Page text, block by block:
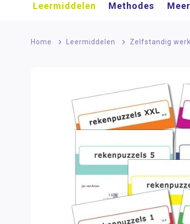
Leermiddelen Methodes
Home > Leermiddelen > Zelfstandig